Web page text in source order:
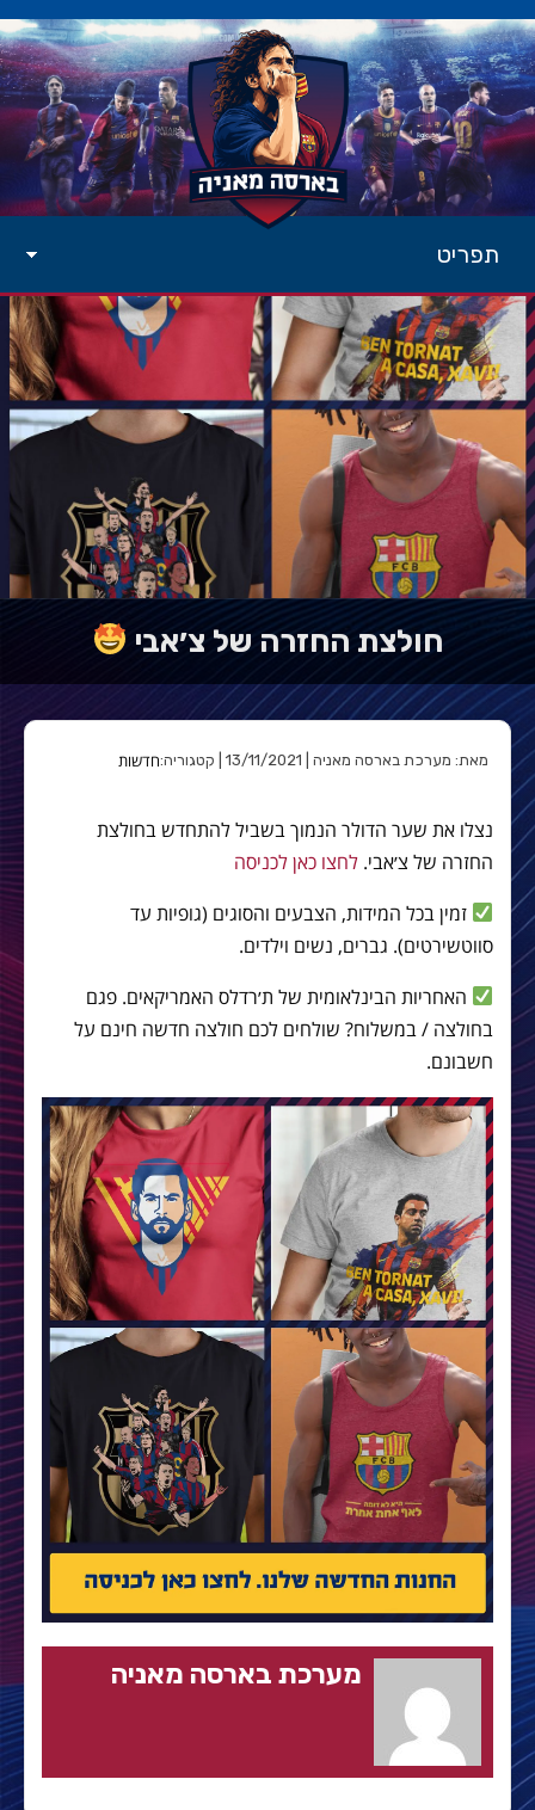
תפריט
חולצת החזרה של צ׳אבי
מאת: מערכת בארסה מאניה | 13/11/2021 | קטגוריה: חדשות
נצלו את שער הדולר הנמוך בשביל להתחדש בחולצת
החזרה של צ׳אבי. לחצו כאן לכניסה
זמין בכל המידות, הצבעים והסוגים (גופיות עד
סווטשירטים). גברים, נשים וילדים.
האחריות הבינלאומית של ת׳רדלס האמריקאים. פגם
בחולצה / במשלוח? שולחים לכם חולצה חדשה חינם על
חשבונם.
מערכת בארסה מאניה